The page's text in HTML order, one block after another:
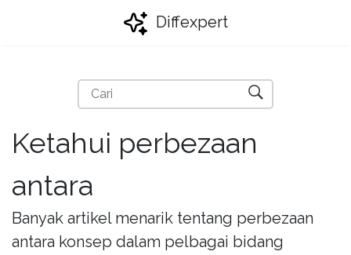
Diffexpert
Ketahui perbezaan
antara
Banyak artikel menarik tentang perbezaan
antara konsep dalam pelbagai bidang